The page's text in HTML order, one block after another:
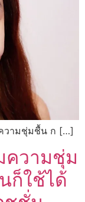
วามชุ่มชื้น ก […]
ความชุ่ม
ก็ใช้ได้